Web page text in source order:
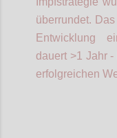
überrundet.
Entwicklung
dauert >1 Jahr -
erfolgreichen